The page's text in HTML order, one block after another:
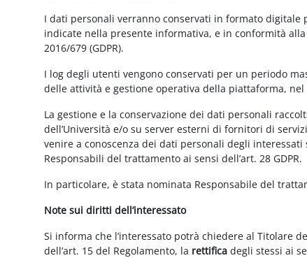
I dati personali verranno conservati in formato
indicate nella presente informativa, e in conformità
2016/679 (GDPR).
I log degli utenti vengono conservati per un periodo
delle attività e gestione operativa della piattaforma,
La gestione e la conservazione dei dati personali
dell’Università e/o su server esterni di fornitori di
venire a conoscenza dei dati personali degli
Responsabili del trattamento ai sensi dell’art. 28 GDPR.
In particolare, è stata nominata Responsabile del
Note sui diritti dell’interessato
Si informa che l’interessato potrà chiedere al Titolare
dell’art. 15 del Regolamento, la rettificadegli stessi ai